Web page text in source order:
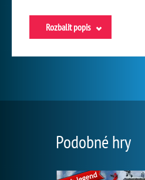
Rozbalit popis
Podobné hry